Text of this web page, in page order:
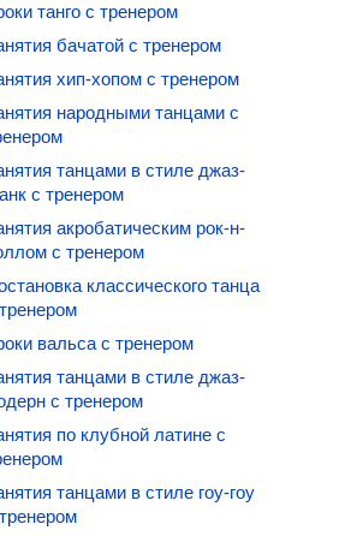
танго с тренером
бачатой с тренером
хип-хопом с тренером
народными танцами с
танцами в стиле джаз-
с тренером
акробатическим рок-н-
с тренером
классического танца
вальса с тренером
танцами в стиле джаз-
с тренером
по клубной латине с
танцами в стиле гоу-гоу